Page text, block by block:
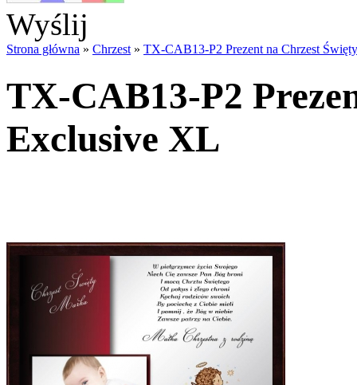
Wyślij
Strona główna » Chrzest » TX-CAB13-P2 Prezent na Chrzest
TX-CAB13-P2
Exclusive XL